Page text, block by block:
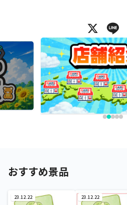
X
おすすめ景品
23.12.22 23.12.22